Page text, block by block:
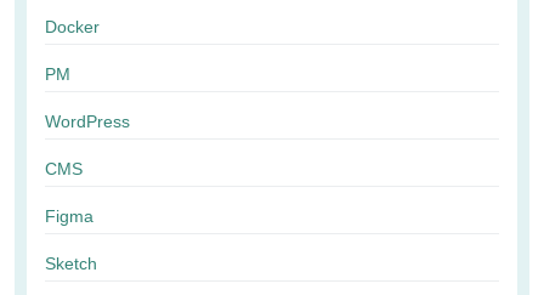
Docker
PM
WordPress
CMS
Figma
Sketch